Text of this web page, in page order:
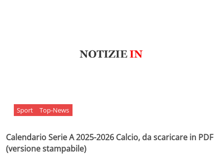
Sport Top-News
Calendario Serie A 2025-2026 Calcio, da scaricare in PDF
(versione stampabile)